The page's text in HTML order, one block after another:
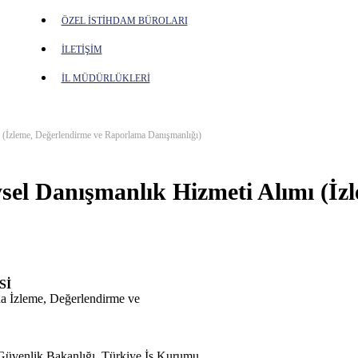
ÖZEL İSTİHDAM BÜROLARI
İLETİŞİM
İL MÜDÜRLÜKLERİ
Değerlendirme ve Raporlama Danışmanlığı)
Danışmanlık Hizmeti Alımı
İzleme, Değerlendirme ve